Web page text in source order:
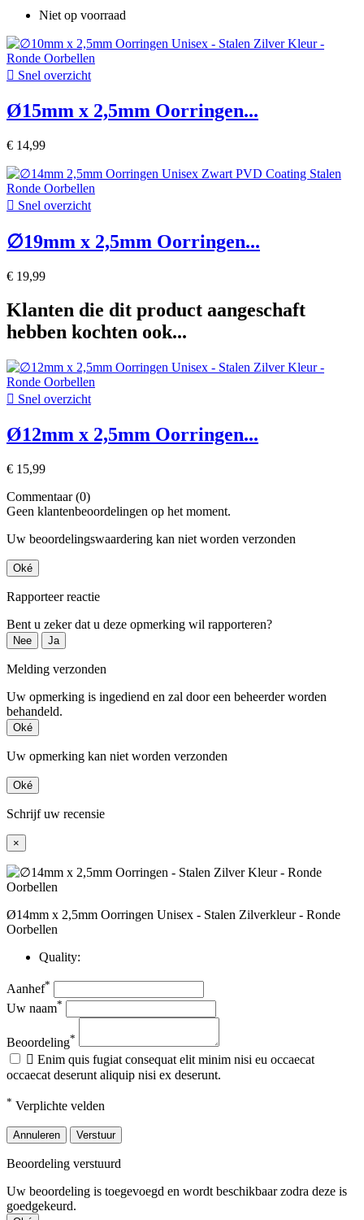
Niet op voorraad
 Snel overzicht
Ø15mm x 2,5mm Oorringen...
€ 14,99
 Snel overzicht
∅19mm x 2,5mm Oorringen...
€ 19,99
Klanten die dit product aangeschaft
hebben kochten ook...
 Snel overzicht
Ø12mm x 2,5mm Oorringen...
€ 15,99
Commentaar (0)
Geen klantenbeoordelingen op het moment.
Uw beoordelingswaardering kan niet worden verzonden
Oké
Rapporteer reactie
Bent u zeker dat u deze opmerking wil rapporteren?
Nee Ja
Melding verzonden
Uw opmerking is ingediend en zal door een beheerder worden
behandeld.
Oké
Uw opmerking kan niet worden verzonden
Oké
Schrijf uw recensie
×
Ø14mm x 2,5mm Oorringen Unisex - Stalen Zilverkleur - Ronde
Oorbellen
Quality:
Aanhef*
Uw naam*
Beoordeling*
 Enim quis fugiat consequat elit minim nisi eu occaecat
occaecat deserunt aliquip nisi ex deserunt.
* Verplichte velden
Annuleren Verstuur
Beoordeling verstuurd
Uw beoordeling is toegevoegd en wordt beschikbaar zodra deze is
goedgekeurd.